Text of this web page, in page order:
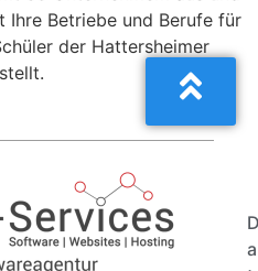
Ihre Betriebe und Berufe für
der Hattersheimer
a